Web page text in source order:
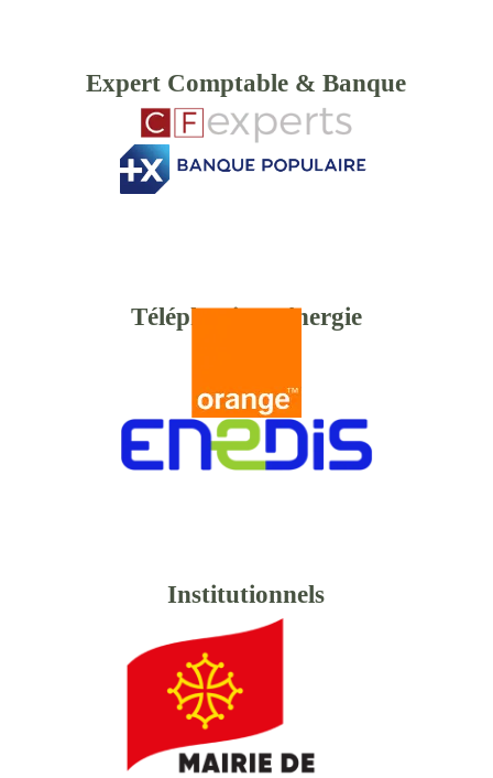
Expert Comptable & Banque
Téléphonie & énergie
Institutionnels